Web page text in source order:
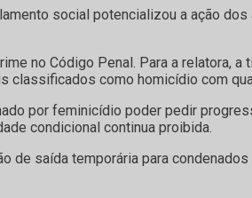
social potencializou a ação
no Código Penal. Para a
classificados como homicídio com
por feminicídio poder pedir
condicional continua proibida.
de saída temporária para